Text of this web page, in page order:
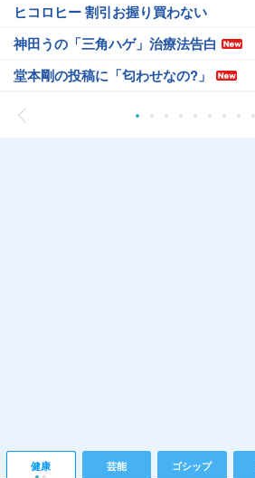
ヒコロヒー 割引お握り買わない
神田うの「三角ハゲ」治療法告白
堂本剛の投稿に「匂わせなの?」
健康 芸能 ゴシップ